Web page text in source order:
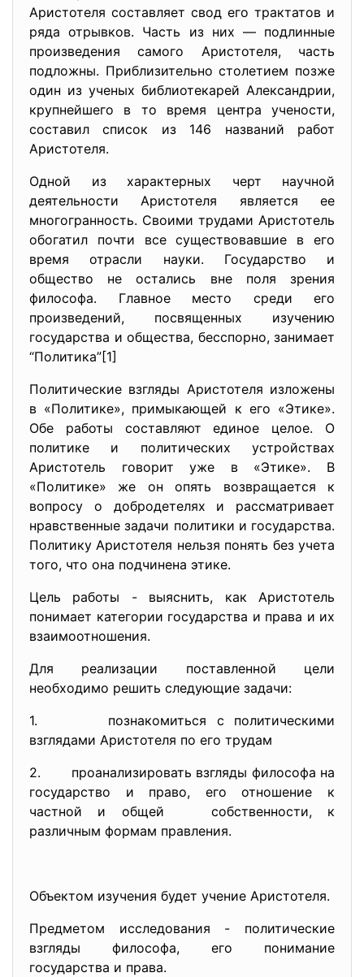
Аристотеля составляет свод его трактатов и
ряда отрывков. Часть из них — подлинные
произведения самого Аристотеля, часть
подложны. Приблизительно столетием позже
один из ученых библиотекарей Александрии,
крупнейшего в то время центра учености,
составил список из 146 названий работ
Аристотеля.
Одной из характерных черт научной
деятельности Аристотеля является ее
многогранность. Своими трудами Аристотель
обогатил почти все существовавшие в его
время отрасли науки. Государство и
общество не остались вне поля зрения
философа. Главное место среди его
произведений, посвященных изучению
государства и общества, бесспорно, занимает
“Политика”[1]
Политические взгляды Аристотеля изложены
в «Политике», примыкающей к его «Этике».
Обе работы составляют единое целое. О
политике и политических устройствах
Аристотель говорит уже в «Этике». В
«Политике» же он опять возвращается к
вопросу о добродетелях и рассматривает
нравственные задачи политики и государства.
Политику Аристотеля нельзя понять без учета
того, что она подчинена этике.
Цель работы - выяснить, как Аристотель
понимает категории государства и права и их
взаимоотношения.
Для реализации поставленной цели
необходимо решить следующие задачи:
1. познакомиться с политическими
взглядами Аристотеля по его трудам
2. проанализировать взгляды философа на
государство и право, его отношение к
частной и общей собственности, к
различным формам правления.
Объектом изучения будет учение Аристотеля.
Предметом исследования - политические
взгляды философа, его понимание
государства и права.